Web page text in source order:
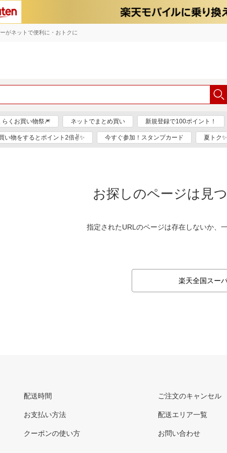
がネットで便利に・おトクに
らくお買い物祭🎆 ネットでまとめ買い 新規登録で100ポイント！
い物をするとポイント2倍✌✨ 今すぐ参加！スタンプカード 夏トク
お探しのページは見
指定されたURLのページは存在しないか、
楽天全国スー
配送時間
お支払い方法
クーポンの使い方
ご注文のキャンセル
配送エリア一覧
お問い合わせ